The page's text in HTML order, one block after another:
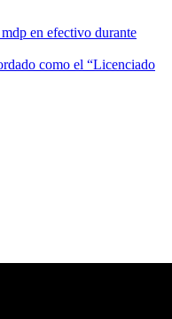
en efectivo durante
como el “Licenciado